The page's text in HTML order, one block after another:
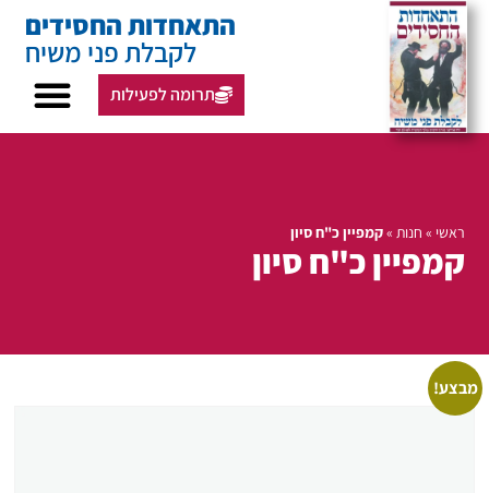
התאחדות החסידים
לקבלת פני משיח
תרומה לפעילות
ראשי » חנות »קמפיין כ"ח סיון
קמפיין כ"ח סיון
מבצע!